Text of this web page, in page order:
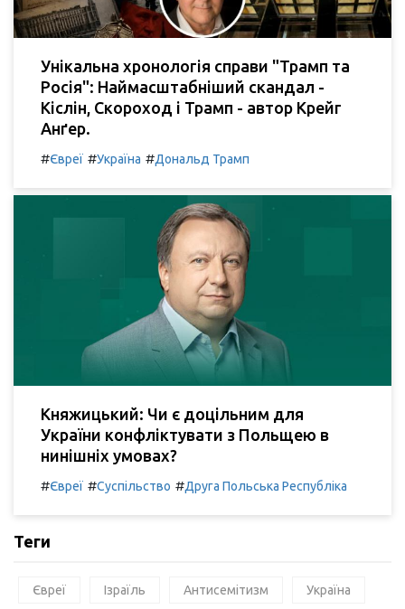
Унікальна хронологія справи "Трамп та
Росія": Наймасштабніший скандал -
Кіслін, Скороход і Трамп - автор Крейг
Анґер.
#Євреї #Україна #Дональд Трамп
Княжицький: Чи є доцільним для
України конфліктувати з Польщею в
нинішніх умовах?
#Євреї #Суспільство #Друга Польська Республіка
Теги
Євреї Ізраїль Антисемітизм Україна